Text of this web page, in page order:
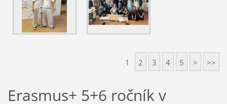
1 2 3 4 5 > >>
Erasmus+ 5+6 ročník v